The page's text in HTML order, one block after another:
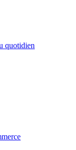
quotidien